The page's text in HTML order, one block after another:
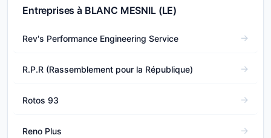
Entreprises à BLANC MESNIL (LE)
Rev's Performance Engineering Service
R.P.R (Rassemblement pour la République)
Rotos 93
Reno Plus